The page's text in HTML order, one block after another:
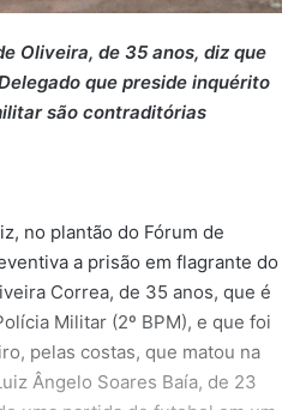
Oliveira, de 35 anos, diz que
que preside inquérito
são contraditórias
no plantão do Fórum de
a prisão em flagrante do
Correa, de 35 anos, que é
Militar (2º BPM), e que foi
pelas costas, que matou na
Ângelo Soares Baía, de 23